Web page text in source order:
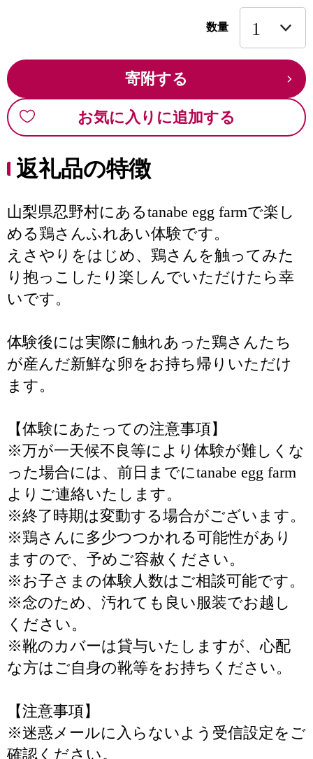
数量
寄附する
お気に入りに追加する
返礼品の特徴
山梨県忍野村にあるtanabe egg farmで楽し
める鶏さんふれあい体験です。
えさやりをはじめ、鶏さんを触ってみた
り抱っこしたり楽しんでいただけたら幸
いです。
体験後には実際に触れあった鶏さんたち
が産んだ新鮮な卵をお持ち帰りいただけ
ます。
【体験にあたっての注意事項】
※万が一天候不良等により体験が難しくな
った場合には、前日までにtanabe egg farm
よりご連絡いたします。
※終了時期は変動する場合がございます。
※鶏さんに多少つつかれる可能性があり
ますので、予めご容赦ください。
※お子さまの体験人数はご相談可能です。
※念のため、汚れても良い服装でお越し
ください。
※靴のカバーは貸与いたしますが、心配
な方はご自身の靴等をお持ちください。
【注意事項】
※迷惑メールに入らないよう受信設定をご
確認ください。